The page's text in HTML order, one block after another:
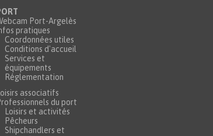
Port-Argelès
pratiques
Coordonnées utiles
Conditions d'accueil
Services et
équipements
Réglementation
associatifs
du port
Loisirs et activités
Pêcheurs
Shipchandlers et